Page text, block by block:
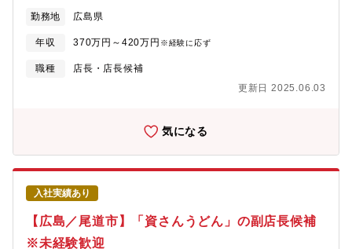
り取りなど、店舗全体の管理を行います。◇ホール業務…お客様
のところへオーダーをもらいに行き、料理をお席まで運びます。
◇キッチンや仕込み業務…各メニューの味付けや盛り付け、揚げ
物、ぼた餅を握る等■入社後の流れ：店長候補としてご入社いただ
には店長昇格を目指していただけます。ジョブローテーションや
ための環境や仕組みを完備しております。■店舗当たりの組織構
成：店長1名、店長候補2～3名、アルバイト店舗スタッフ3～40名
程度で構成されています。
勤務地 広島県
年収 370万円～420万円 ※経験に応ず
職種
店長・店長候補
更新日 2025.06.03
気になる
入社実績あり
【広島／尾道市】「資さんうどん」の副店長候補
※未経験歓迎